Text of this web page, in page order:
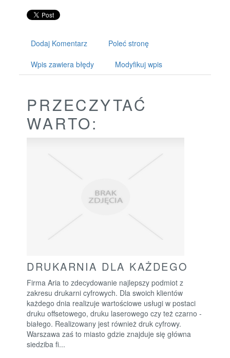
Dodaj Komentarz Poleć stronę
Wpis zawiera błędy Modyfikuj wpis
PRZECZYTAĆ
WARTO:
DRUKARNIA DLA KAŻDEGO
Firma Aria to zdecydowanie najlepszy podmiot z
zakresu drukarni cyfrowych. Dla swoich klientów
każdego dnia realizuje wartościowe usługi w postaci
druku offsetowego, druku laserowego czy też czarno -
białego. Realizowany jest również druk cyfrowy.
Warszawa zaś to miasto gdzie znajduje się główna
siedziba fi...